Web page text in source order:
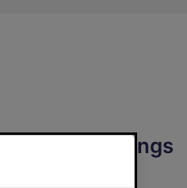
Drift av Falköpings